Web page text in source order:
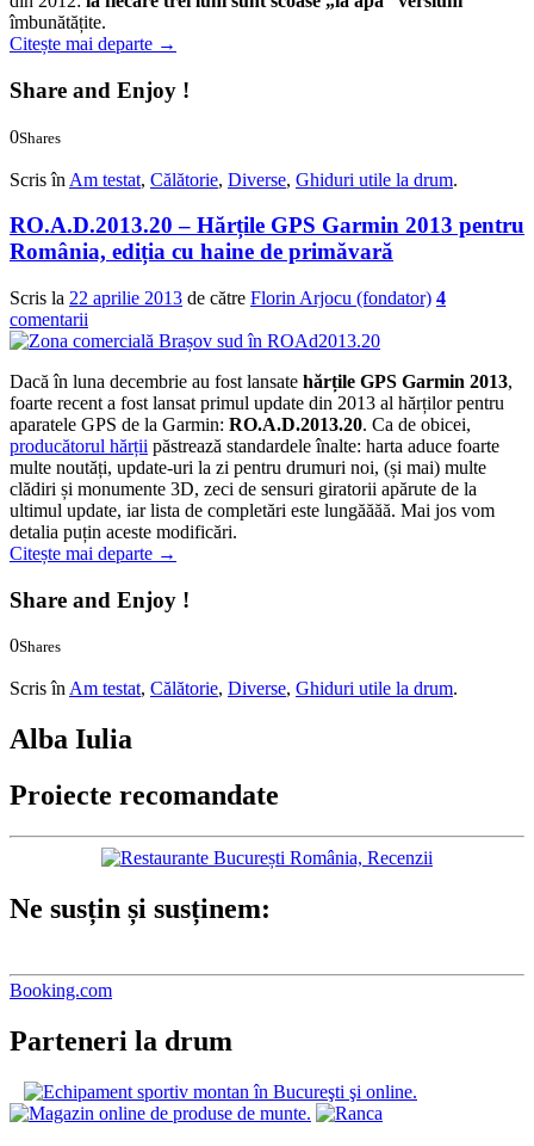
îmbunătățite.
Citește mai departe →
Share and Enjoy !
0Shares
Scris în Am testat, Călătorie, Diverse, Ghiduri utile la drum.
RO.A.D.2013.20 – Hărțile GPS Garmin 2013 pentru
România, ediția cu haine de primăvară
Scris la 22 aprilie 2013 de către Florin Arjocu (fondator) 4
comentarii
Dacă în luna decembrie au fost lansate hărțile GPS Garmin 2013,
foarte recent a fost lansat primul update din 2013 al hărților pentru
aparatele GPS de la Garmin: RO.A.D.2013.20. Ca de obicei,
producătorul hărții păstrează standardele înalte: harta aduce foarte
multe noutăți, update-uri la zi pentru drumuri noi, (și mai) multe
clădiri și monumente 3D, zeci de sensuri giratorii apărute de la
ultimul update, iar lista de completări este lungăăăă. Mai jos vom
detalia puțin aceste modificări.
Citește mai departe →
Share and Enjoy !
0Shares
Scris înAm testat, Călătorie, Diverse, Ghiduri utile la drum.
Alba Iulia
Proiecte recomandate
Ne susțin și susținem:
Booking.com
Parteneri la drum